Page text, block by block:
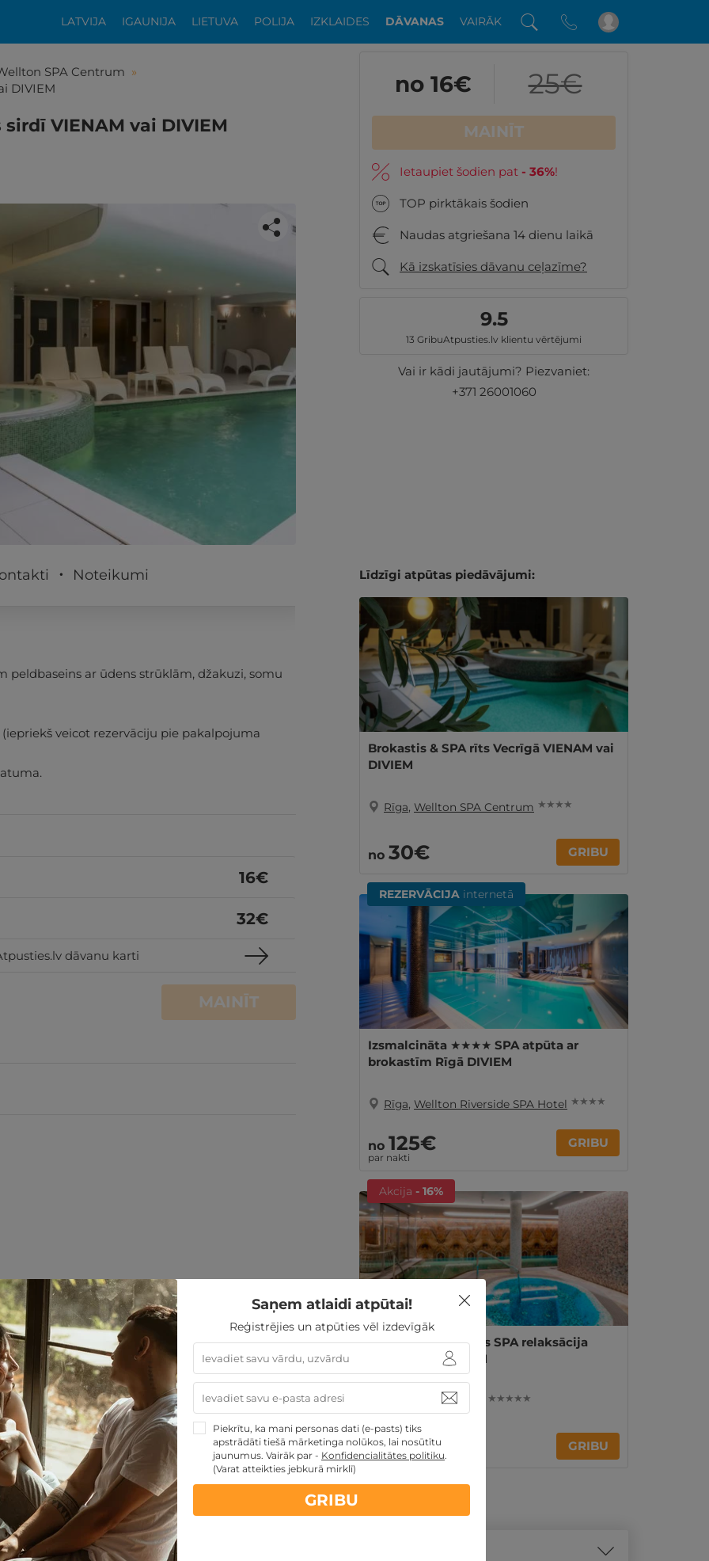
LATVIJA IGAUNIJA LIETUVA POLIJA IZKLAIDES DĀVANAS VAIRĀK
SPA Centrum »
DIVIEM
VIENAM vai DIVIEM
šis piedāvājums?
atpūtai atlikuši tikai daži soļi
PĒRKU
no 16€ 25€
MAINĪT
Ietaupiet šodien pat - 36%!
TOP pirktākais šodien
Naudas atgriešana 14 dienu laikā
Kā izskatīsies dāvanu ceļazīme?
9.5
13 GribuAtpusties.lv klientu vērtējumi
Vai ir kādi jautājumi? Piezvaniet:
+371 26001060
Noteikumi
peldbaseins ar ūdens strūklām, džakuzi, somu
(iepriekš veicot rezervāciju pie pakalpojuma
16€
32€
dāvanu karti
MAINĪT
Līdzīgi atpūtas piedāvājumi:
Brokastis & SPA rīts Vecrīgā VIENAM vai
DIVIEM
Rīga, Wellton SPA Centrum ★ ★ ★ ★
no 30€ GRIBU
REZERVĀCIJA internetā
Izsmalcināta ★★★★ SPA atpūta ar
brokastīm Rīgā DIVIEM
Rīga, Wellton Riverside SPA Hotel ★ ★ ★ ★
no 125€
par nakti
GRIBU
Akcija - 16%
Izsmalcināta dienas SPA relaksācija
VIENAM vai DIVIEM
Hedonic SPA ★ ★ ★ ★ ★
no25€30€ GRIBU
piedāvājumi:
TOP piedāvājumus
Saņem atlaidi atpūtai!
Reģistrējies un atpūties vēl izdevīgāk
Piekrītu, ka mani personas dati (e-pasts) tiks
apstrādāti tiešā mārketinga nolūkos, lai nosūtītu
jaunumus. Vairāk par - Konfidencialitātes politiku.
(Varat atteikties jebkurā mirklī)
GRIBU